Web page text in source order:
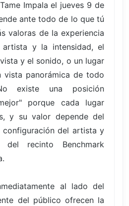
Impala el jueves 9 de
ante todo de lo que tú
valoras de la experiencia
y la intensidad, el
y el sonido, o un lugar
vista panorámica de todo
existe una posición
porque cada lugar
y su valor depende del
del artista y
del recinto Benchmark
al lado del
del público ofrecen la